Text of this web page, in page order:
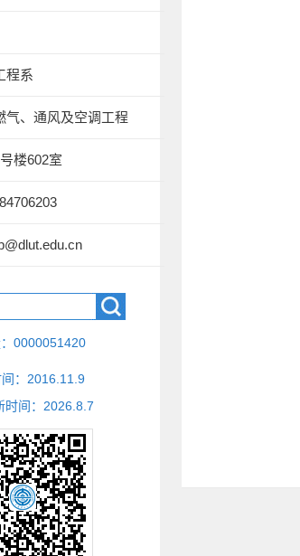
程系
气、通风及空调工程
楼602室
0000051420
： 2016 11 9
间： 2026 8 7